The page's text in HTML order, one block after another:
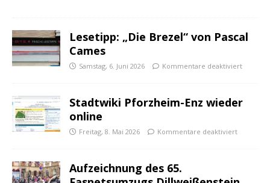
Lesetipp: „Die Brezel“ von Pascal
Cames
Samstag, 6. Juni 2026 Kommentare deaktiviert
Stadtwiki Pforzheim-Enz wieder
online
Freitag, 8. Mai 2026 Kommentare deaktiviert
Aufzeichnung des 65.